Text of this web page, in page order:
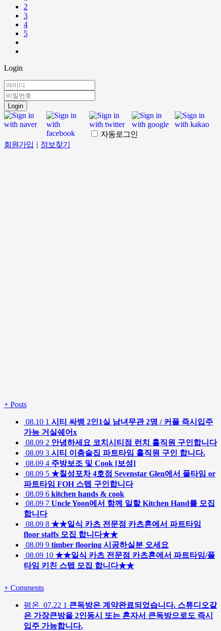
2
3
4
5
Login
Login
자동로그인
회원가입 | 정보찾기
+ Posts
08.10 1 시티 싸뱅 2인1실 남녀무관 2명 / 커플 즉시입주
가능 거실쉐어x
08.09 2 안녕하세요 코치시티점 런치 홀직원 구인합니다
08.09 3 시티 이층술집 파트타임 홀직원 구인 합니다.
08.09 4 주방보조 및 Cook [보성]
08.09 5 ★칠성포차 4호점 Sevenstar Glen에서 풀타임 or
파트타임 FOH 스텝 구인합니다
08.09 6 kitchen hands & cook
08.09 7 Uncle Yoon에서 함께 일할 Kitchen Hand를 모집
합니다
08.09 8 ★★일식 카츠 전문점 카츠혼에서 파트타임
floor staffs 모집 합니다★★
08.09 9 timber flooring 시공하실분 오세요
08.09 10 ★★일식 카츠 전문점 카츠혼에서 파트타임/풀
타임 키친 스텝 모집 합니다★★
+ Comments
평온 07.22 1 큰독방은 계약완료되었습니다. 스튜디오같
은 가장큰방을 2인동시 또는 혼자서 큰독방으로도 즉시
입주 가능합니다.